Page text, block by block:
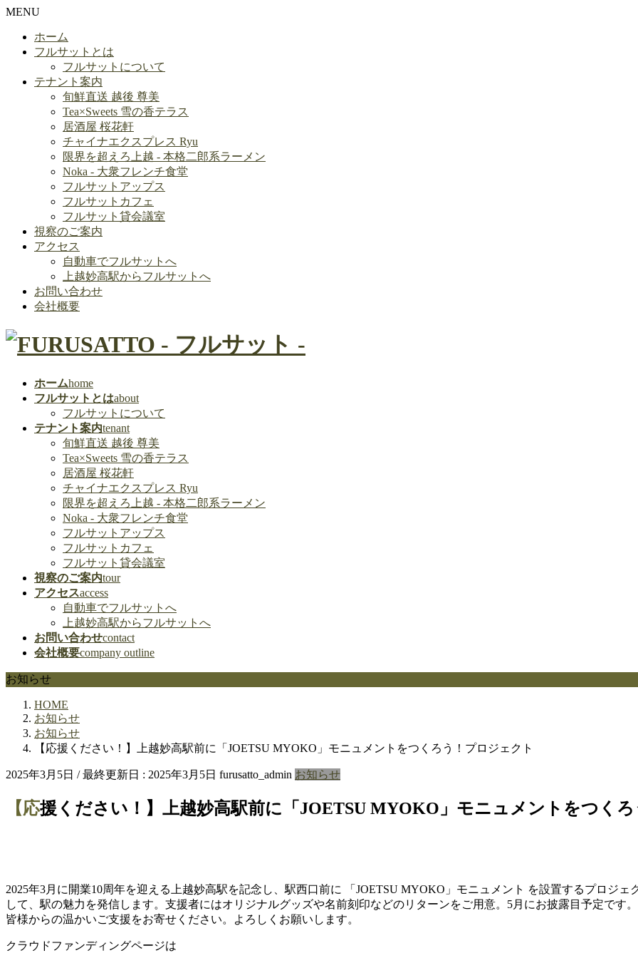
MENU
ホーム
フルサットとは
フルサットについて
テナント案内
旬鮮直送 越後 尊美
Tea×Sweets 雪の香テラス
居酒屋 桜花軒
チャイナエクスプレス Ryu
限界を超えろ上越 - 本格二郎系ラーメン
Noka - 大衆フレンチ食堂
フルサットアップス
フルサットカフェ
フルサット貸会議室
視察のご案内
アクセス
自動車でフルサットへ
上越妙高駅からフルサットへ
お問い合わせ
会社概要
ホームhome
フルサットとはabout
フルサットについて
テナント案内tenant
旬鮮直送 越後 尊美
Tea×Sweets 雪の香テラス
居酒屋 桜花軒
チャイナエクスプレス Ryu
限界を超えろ上越 - 本格二郎系ラーメン
Noka - 大衆フレンチ食堂
フルサットアップス
フルサットカフェ
フルサット貸会議室
視察のご案内tour
アクセスaccess
自動車でフルサットへ
上越妙高駅からフルサットへ
お問い合わせcontact
会社概要company outline
お知らせ
HOME
お知らせ
お知らせ
【応援ください！】上越妙高駅前に「JOETSU MYOKO」モニュメントをつくろう！プロジェクト
2025年3月5日 / 最終更新日 : 2025年3月5日 furusatto_admin お知らせ
【応援ください！】上越妙高駅前に「JOETSU MYOKO」モニュメントをつく
2025年3月に開業10周年を迎える上越妙高駅を記念し、駅西口前に 「JOETSU MYOKO」モニュメント を設置するプロジ
して、駅の魅力を発信します。支援者にはオリジナルグッズや名前刻印などのリターンをご用意。5月にお披露目予定です。
皆様からの温かいご支援をお寄せください。よろしくお願いします。
クラウドファンディングページは